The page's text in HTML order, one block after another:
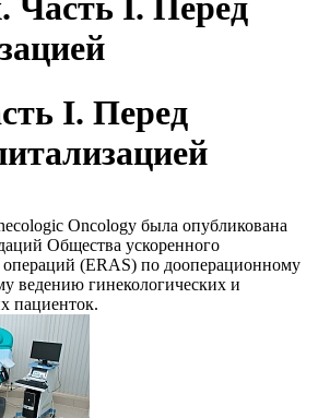
Часть I. Перед
I. Перед
Oncology была опубликована
Общества ускоренного
операций (ERAS) по дооперационному
ведению гинекологических и
пациенток.